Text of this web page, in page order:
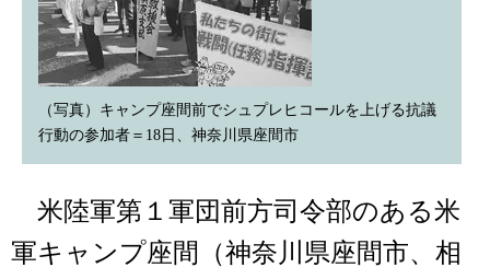
（写真）キャンプ座間前でシュプレヒコールを上げる抗議
行動の参加者＝18日、神奈川県座間市
米陸軍第１軍団前方司令部のある米
軍キャンプ座間（神奈川県座間市、相